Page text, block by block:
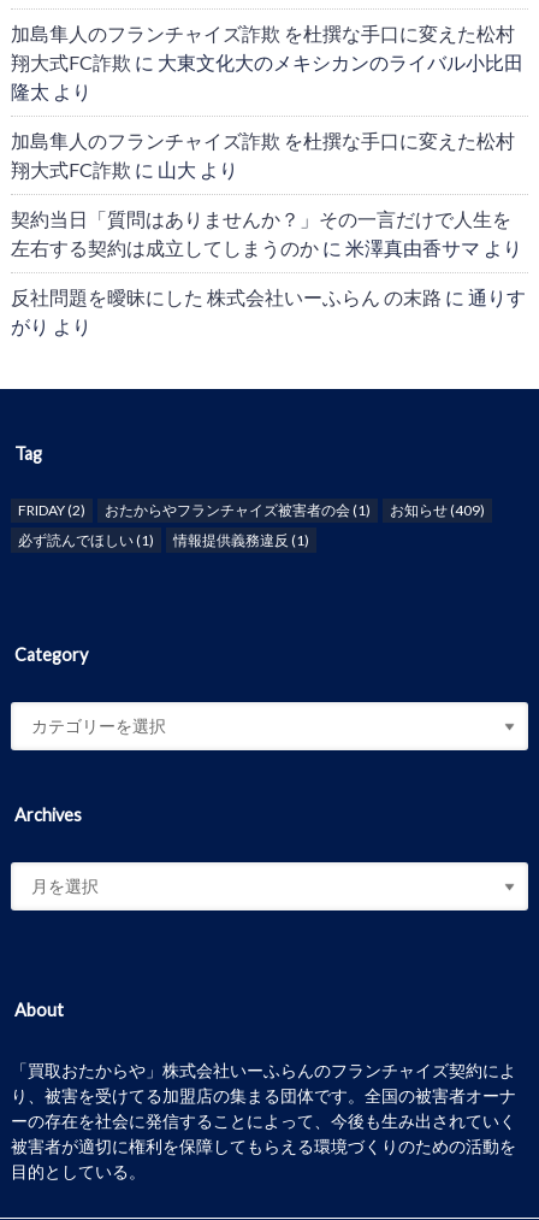
加島隼人のフランチャイズ詐欺 を杜撰な手口に変えた松村
翔大式FC詐欺 に 大東文化大のメキシカンのライバル小比田
隆太 より
加島隼人のフランチャイズ詐欺 を杜撰な手口に変えた松村
翔大式FC詐欺 に 山大 より
契約当日「質問はありませんか？」その一言だけで人生を
左右する契約は成立してしまうのかに 米澤真由香サマ より
反社問題を曖昧にした 株式会社いーふらん の末路 に 通りす
がり より
Tag
FRIDAY(2) おたからやフランチャイズ被害者の会(1) お知らせ(409)
必ず読んでほしい(1) 情報提供義務違反 (1)
Category
Archives
About
「買取おたからや」株式会社いーふらんのフランチャイズ契約によ
り、被害を受けてる加盟店の集まる団体です。全国の被害者オーナ
ーの存在を社会に発信することによって、今後も生み出されていく
被害者が適切に権利を保障してもらえる環境づくりのための活動を
目的としている。